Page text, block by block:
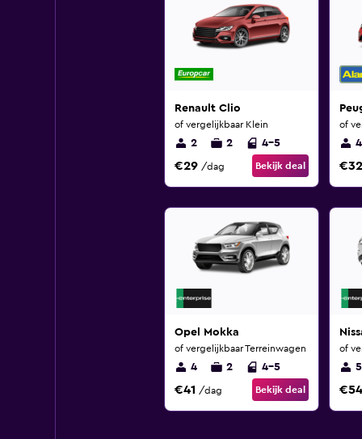
Renault Clio
of vergelijkbaar Klein
2 2 4-5
€29 /dag Bekijk deal
of
4
€32
Opel Mokka
of vergelijkbaar Terreinwagen
4 2 4-5
€41 /dag Bekijk deal
of
5
€54